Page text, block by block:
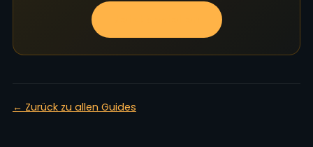
← Zurück zu allen Guides